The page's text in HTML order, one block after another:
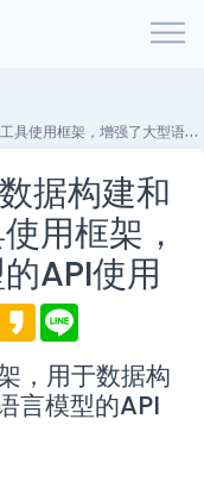
，增强了大型语言模型的API使用
据构建和
用框架，
API使用
K
a
o
e
，用于数据构
言模型的API